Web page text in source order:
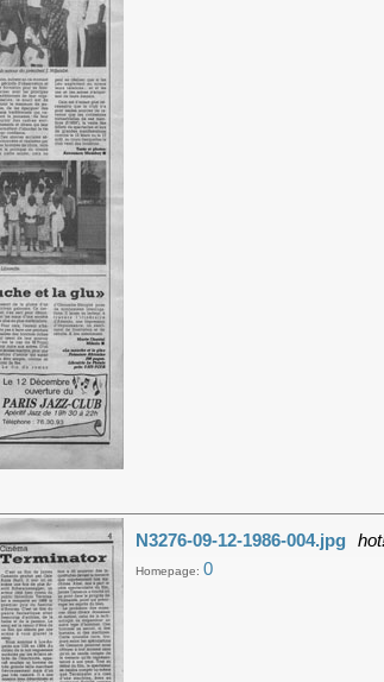
N3276-09-12-1986-004.jpg
Homepage: 0